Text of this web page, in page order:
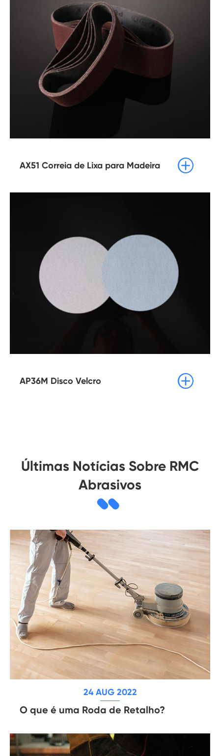
AX51 Correia de Lixa para Madeira 
AP36M Disco Velcro 
Últimas Notícias Sobre RMC
Abrasivos
24 AUG 2022
O que é uma Roda de Retalho?